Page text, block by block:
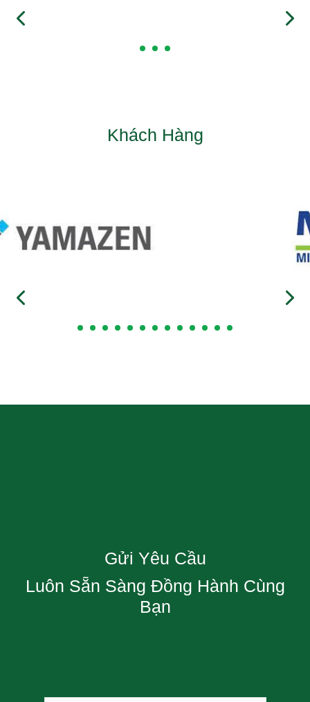
Khách Hàng
Gửi Yêu Cầu
Luôn Sẵn Sàng Đồng Hành Cùng
Bạn